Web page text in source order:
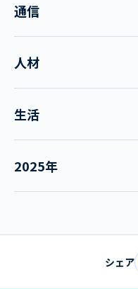
通信
人材
生活
2025年
シェア